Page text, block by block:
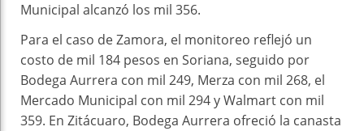
Municipal alcanzó los mil 356.
Para el caso de Zamora, el monitoreo reflejó un
costo de mil 184 pesos en Soriana, seguido por
Bodega Aurrera con mil 249, Merza con mil 268, el
Mercado Municipal con mil 294 y Walmart con mil
359. En Zitácuaro, Bodega Aurrera ofreció la canasta